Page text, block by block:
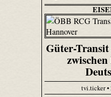
Güter-
tvi.ticker •